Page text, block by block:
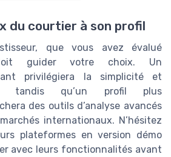
du courtier à son profil
que vous avez évalué
doit guider votre choix. Un
privilégiera la simplicité et
tandis qu’un profil plus
des outils d’analyse avancés
internationaux. N’hésitez
plateformes en version démo
avec leurs fonctionnalités avant